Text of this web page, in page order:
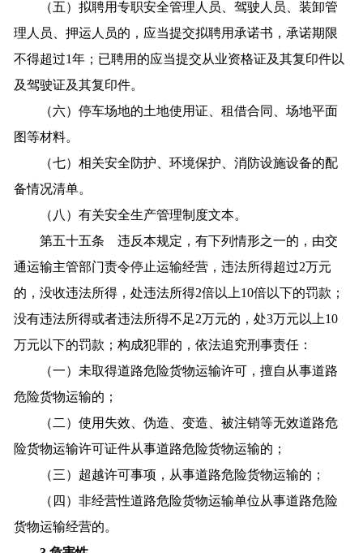
（五）拟聘用专职安全管理人员、驾驶人员、装卸管
理人员、押运人员的，应当提交拟聘用承诺书，承诺期限
不得超过1年；已聘用的应当提交从业资格证及其复印件以
及驾驶证及其复印件。
（六）停车场地的土地使用证、租借合同、场地平面
图等材料。
（七）相关安全防护、环境保护、消防设施设备的配
备情况清单。
（八）有关安全生产管理制度文本。
第五十五条 违反本规定，有下列情形之一的，由交
通运输主管部门责令停止运输经营，违法所得超过2万元
的，没收违法所得，处违法所得2倍以上10倍以下的罚款；
没有违法所得或者违法所得不足2万元的，处3万元以上10
万元以下的罚款；构成犯罪的，依法追究刑事责任：
（一）未取得道路危险货物运输许可，擅自从事道路
危险货物运输的；
（二）使用失效、伪造、变造、被注销等无效道路危
险货物运输许可证件从事道路危险货物运输的；
（三）超越许可事项，从事道路危险货物运输的；
（四）非经营性道路危险货物运输单位从事道路危险
货物运输经营的。